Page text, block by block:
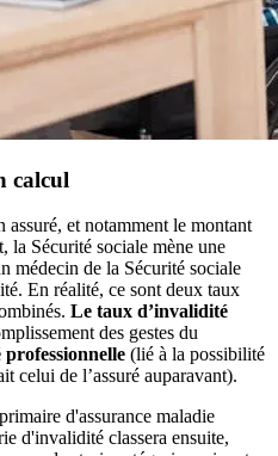
calcul
et notamment le montant
la Sécurité sociale mène une
médecin de la Sécurité sociale
En réalité, ce sont deux taux
Le taux d’invalidité
des gestes du
(lié à la possibilité
celui de l’assuré auparavant).
d'assurance maladie
d'invalidité classera ensuite,